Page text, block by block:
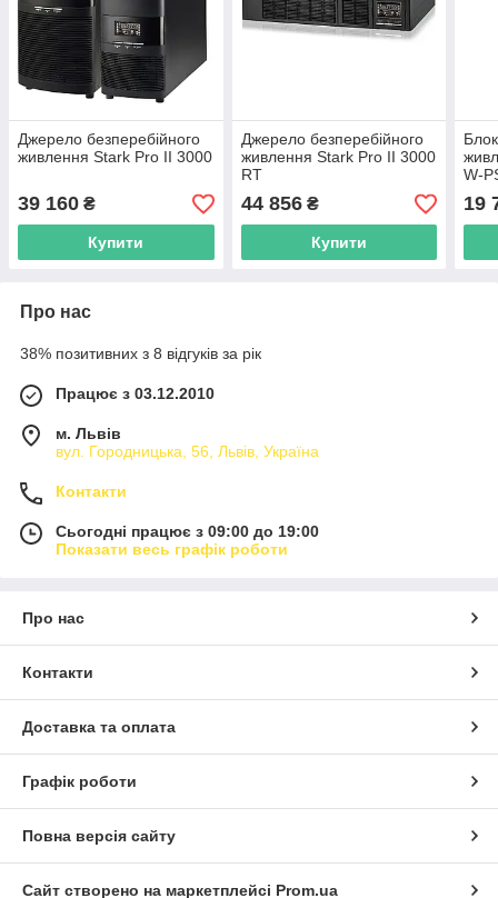
Джерело безперебійного
живлення Stark Pro II 3000
39 160 ₴
Купити
Джерело безперебійного
живлення Stark Pro II 3000
RT
44 856₴
Купити
W-
48В)
19
Про нас
38% позитивних з 8 відгуків за рік
Працює з 03.12.2010
м. Львів
вул. Городницька, 56, Львів, Україна
Контакти
Сьогодні працює з 09:00 до 19:00
Показати весь графік роботи
Про нас
Контакти
Доставка та оплата
Графік роботи
Повна версія сайту
Сайт створено на маркетплейсі Prom.ua